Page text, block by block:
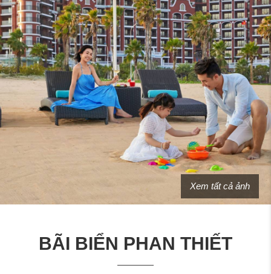
Xem tất cả ảnh
BÃI BIỂN PHAN THIẾT